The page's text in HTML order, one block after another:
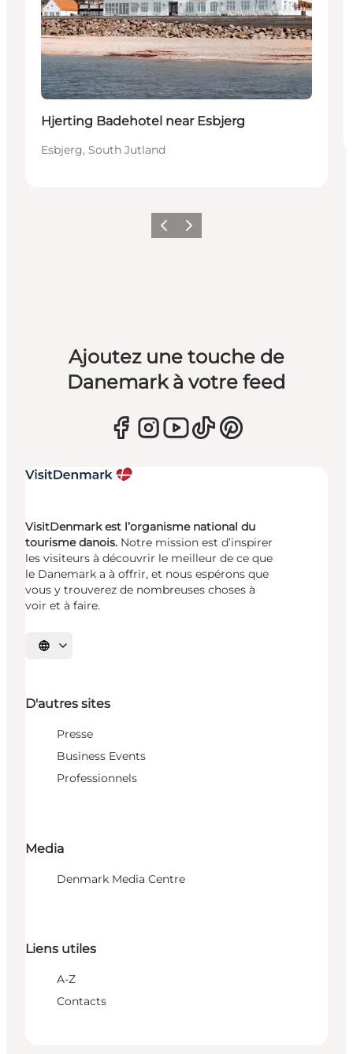
Hjerting Badehotel near Esbjerg
Esbjerg, South Jutland
PrécédentSuivant
Ajoutez une touche de
Danemark à votre feed
VisitDenmark est l’organisme national du
tourisme danois. Notre mission est d’inspirer
les visiteurs à découvrir le meilleur de ce que
le Danemark a à offrir, et nous espérons que
vous y trouverez de nombreuses choses à
voir et à faire.
Choisissez la langue
D'autres sites
Presse
Business Events
Professionnels
Media
Denmark Media Centre
Liens utiles
A-Z
Contacts